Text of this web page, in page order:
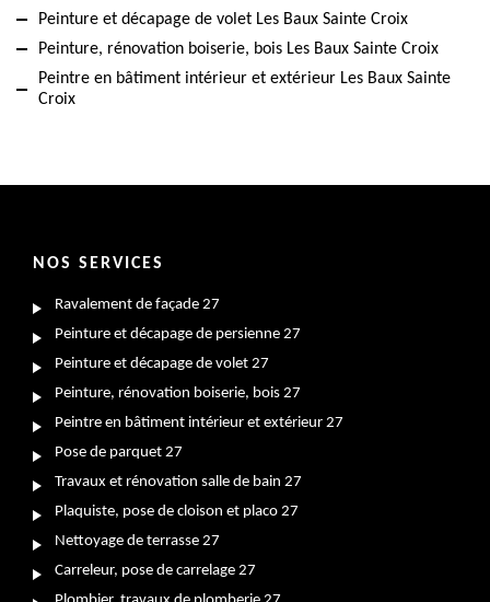
Peinture et décapage de volet Les Baux Sainte Croix
Peinture, rénovation boiserie, bois Les Baux Sainte Croix
Peintre en bâtiment intérieur et extérieur Les Baux Sainte
Croix
NOS SERVICES
Ravalement de façade 27
Peinture et décapage de persienne 27
Peinture et décapage de volet 27
Peinture, rénovation boiserie, bois 27
Peintre en bâtiment intérieur et extérieur 27
Pose de parquet 27
Travaux et rénovation salle de bain 27
Plaquiste, pose de cloison et placo 27
Nettoyage de terrasse 27
Carreleur, pose de carrelage 27